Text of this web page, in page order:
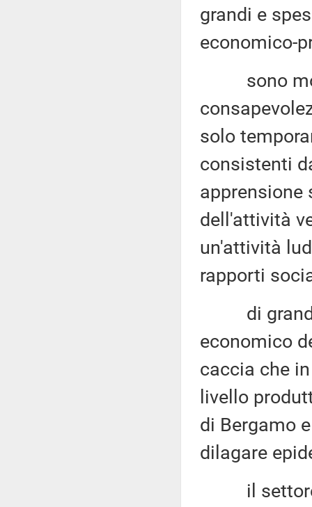
grandi e
economico-
sono
solo
consistenti
dell'attività
un'attività
rapporti
di grande
economico
caccia che
livello
di Bergamo
dilagare
il settore